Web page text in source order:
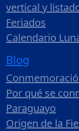
vertical y
Feriados
Calendario
Blog
Por qué se
Paraguayo
Origen de la